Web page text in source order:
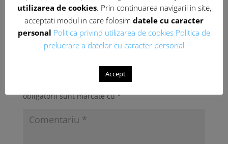
Introdu Comentariu
Adresa ta de email nu va fi publicată.
obligatorii sunt marcate cu*
utilizarea de cookies. Prin continuarea navigarii in site,
acceptati modul in care folosim datele cu caracter
personal Politica privind utilizarea de cookies Politica de
prelucrare a datelor cu caracter personal
Accept